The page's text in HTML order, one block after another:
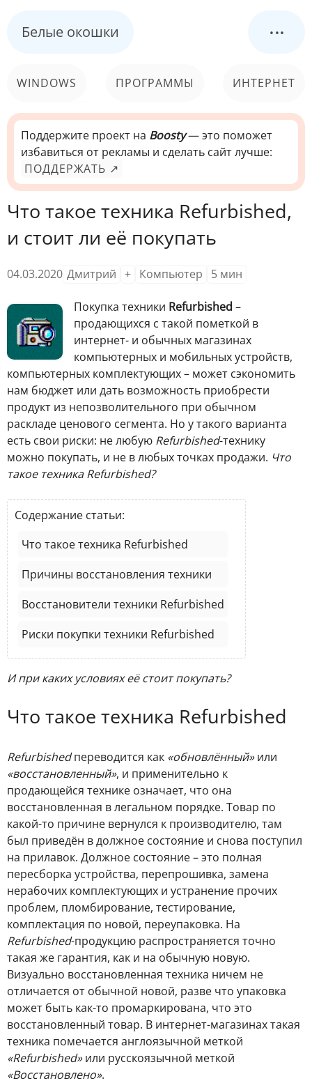
Белые окошки ...
WINDOWS ПРОГРАММЫ ИНТЕРНЕТ
КОМПЬЮТЕР
СИСТЕМА
Поддержите проект на Boosty— это поможет
избавиться от рекламы и сделать сайт лучше:
ПОДДЕРЖАТЬ ↗
Что такое техника Refurbished,
и стоит ли её покупать
04.03.2020 Дмитрий + Компьютер 5 мин
Покупка техники Refurbished –
продающихся с такой пометкой в
интернет- и обычных магазинах
компьютерных и мобильных устройств,
компьютерных комплектующих – может сэкономить
нам бюджет или дать возможность приобрести
продукт из непозволительного при обычном
раскладе ценового сегмента. Но у такого варианта
есть свои риски: не любую Refurbished-технику
можно покупать, и не в любых точках продажи. Что
такое техника Refurbished?
Содержание статьи:
Что такое техника Refurbished
Причины восстановления техники
Восстановители техники Refurbished
Риски покупки техники Refurbished
И при каких условиях её стоит покупать?
Что такое техника Refurbished
Refurbishedпереводится как «обновлённый»или
«восстановленный», и применительно к
продающейся технике означает, что она
восстановленная в легальном порядке. Товар по
какой-то причине вернулся к производителю, там
был приведён в должное состояние и снова поступил
на прилавок. Должное состояние – это полная
пересборка устройства, перепрошивка, замена
нерабочих комплектующих и устранение прочих
проблем, пломбирование, тестирование,
комплектация по новой, переупаковка. На
Refurbished-продукцию распространяется точно
такая же гарантия, как и на обычную новую.
Визуально восстановленная техника ничем не
отличается от обычной новой, разве что упаковка
может быть как-то промаркирована, что это
восстановленный товар. В интернет-магазинах такая
техника помечается англоязычной меткой
«Refurbished»или русскоязычной меткой
«Восстановлено».